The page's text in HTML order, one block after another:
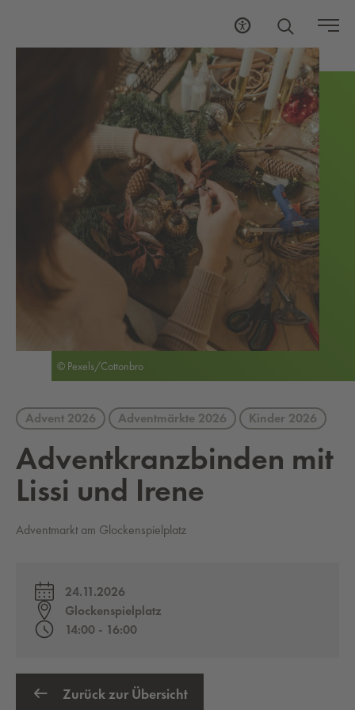
Advent 2026 Adventmärkte 2026 Kinder 2026
Ad­vent­kranz­bin­den mit
Lissi und Irene
Adventmarkt am Glockenspielplatz
24.11.2026
Glockenspielplatz
14:00 - 16:00
© Pexels/Cottonbro
Zurück zur Übersicht